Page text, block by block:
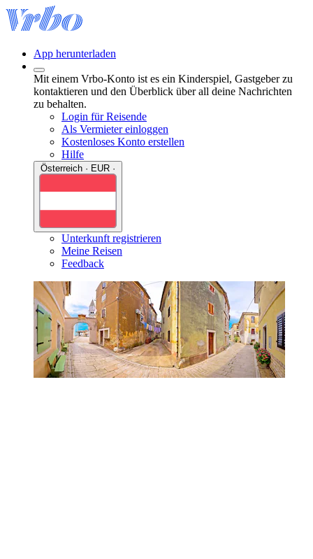
App herunterladen
Mit einem Vrbo-Konto ist es ein Kinderspiel, Gastgeber zu
kontaktieren und den Überblick über all deine Nachrichten
zu behalten.
Login für Reisende
Als Vermieter einloggen
Kostenloses Konto erstellen
Hilfe
Unterkunft registrieren
Meine Reisen
Feedback